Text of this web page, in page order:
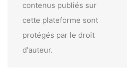
contenus publiés sur
cette plateforme sont
protégés par le droit
d'auteur.